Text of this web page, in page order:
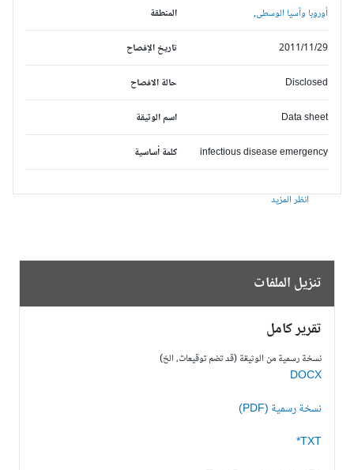
المنطقة أوروبا وآسيا الوسطى,
تاريخ الإفصاح 2011/11/29
حالة الافصاح Disclosed
اسم الوثيقة Data sheet
كلمة أساسية infectious disease emergency
انظر المزيد
تنزيل الملفات
تقرير كامل
نسخة رسمية من الوثيقة (قد تضم توقيعات، الخ)
DOCX
نسخة رسمية (PDF)
TXT*